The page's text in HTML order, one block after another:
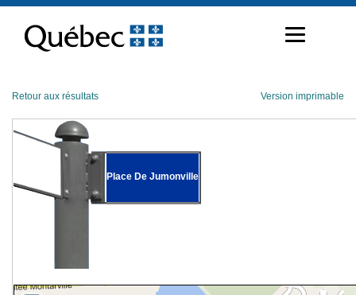
contenu
Retour aux résultats Version imprimable
Place De Jumonville